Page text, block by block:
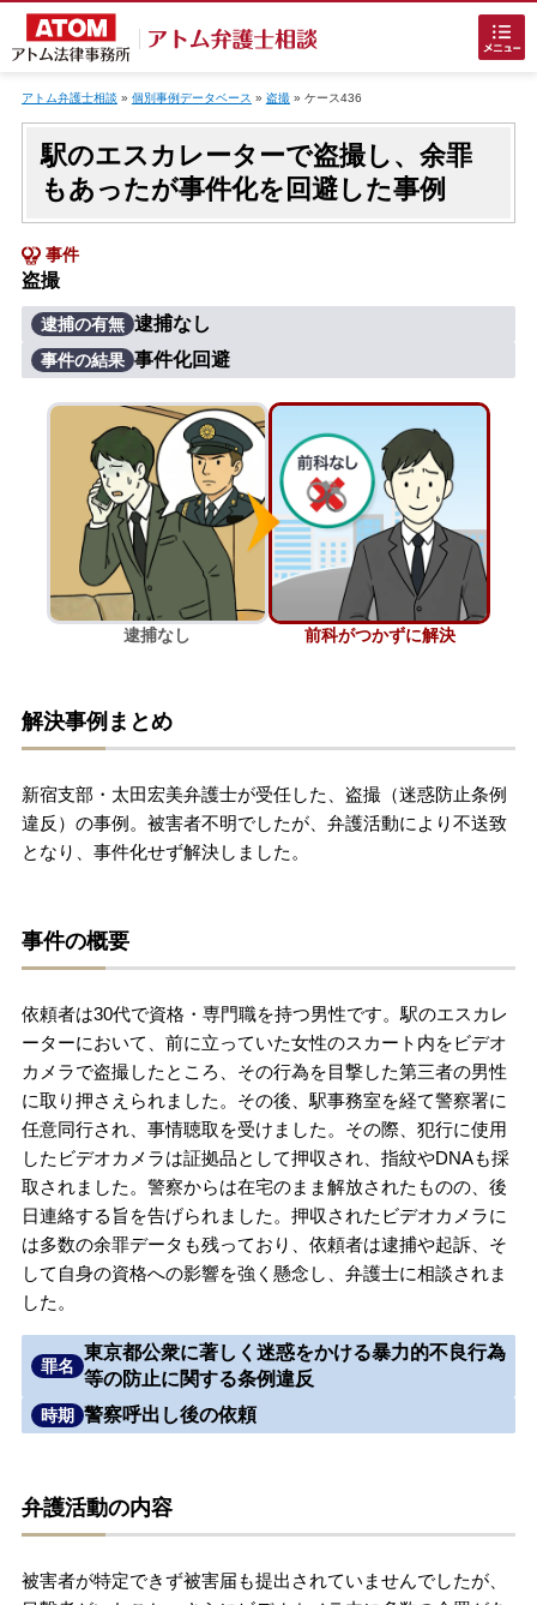
刑事事件でお困りの方
刑事事件の無料相談
接見・面会を弁護士に依頼
刑事事件を示談で解決したい
弁護士紹介
弁護士費用
解決実績
ご依頼者からのお手紙
無料相談の口コミ評判
刑事事件について 知りたい方
刑事事件データベース
アトム弁護士相談 » 個別事例データベース » 盗撮» ケース436
駅のエスカレーターで盗撮し、余罪
もあったが事件化を回避した事例
事件
盗撮
逮捕の有無 逮捕なし
事件の結果 事件化回避
逮捕なし 前科がつかずに解決
解決事例まとめ
新宿支部・太田宏美弁護士が受任した、盗撮（迷惑防止条例
違反）の事例。被害者不明でしたが、弁護活動により不送致
となり、事件化せず解決しました。
事件の概要
依頼者は30代で資格・専門職を持つ男性です。駅のエスカレ
ーターにおいて、前に立っていた女性のスカート内をビデオ
カメラで盗撮したところ、その行為を目撃した第三者の男性
に取り押さえられました。その後、駅事務室を経て警察署に
任意同行され、事情聴取を受けました。その際、犯行に使用
したビデオカメラは証拠品として押収され、指紋やDNAも採
取されました。警察からは在宅のまま解放されたものの、後
日連絡する旨を告げられました。押収されたビデオカメラに
は多数の余罪データも残っており、依頼者は逮捕や起訴、そ
して自身の資格への影響を強く懸念し、弁護士に相談されま
した。
罪名
東京都公衆に著しく迷惑をかける暴力的不良行為
等の防止に関する条例違反
時期 警察呼出し後の依頼
弁護活動の内容
被害者が特定できず被害届も提出されていませんでしたが、